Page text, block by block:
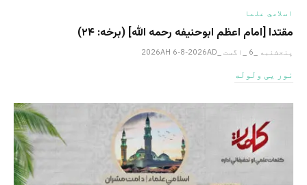
اسلامي علما
مقتدا [امام اعظم ابوحنیفه رحمه الله‎] (برخه: ۲۴)
پنجشنبه _6 _اگست _2026AH 6-8-2026AD
نور یی ولوله